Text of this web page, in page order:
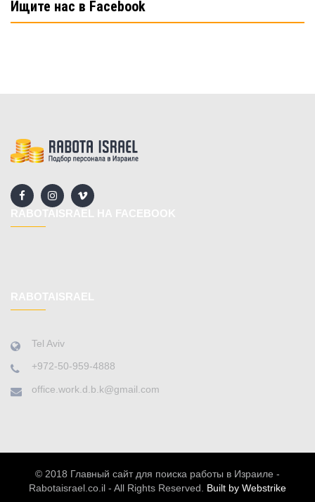
Ищите нас в Facebook
Tel Aviv
+972-50-959-4888
office.work.d.b.k@gmail.com
© 2018 Главный сайт для поиска работы в Израиле -
Rabotaisrael.co.il - All Rights Reserved. Built by Webstrike